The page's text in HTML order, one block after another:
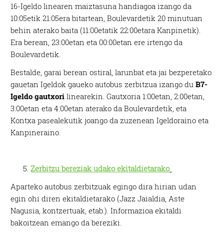
16-Igeldo linearen maiztasuna handiagoa izango da
10:05etik 21:05era bitartean, Boulevardetik 20 minutuan
behin aterako baita (11:00etatik 22:00etara Kanpinetik).
Era berean, 23:00etan eta 00:00etan ere irtengo da
Boulevardetik.
Bestalde, garai berean ostiral, larunbat eta jai bezperetako
gauetan Igeldok gaueko autobus zerbitzua izango duB7-
Igeldo gautxori linearekin. Gautxoria 1:00etan, 2:00etan,
3:00etan eta 4:00etan aterako da Boulevardetik, eta
Kontxa pasealekutik joango da zuzenean Igeldoraino eta
Kanpineraino.
Zerbitzu bereziak udako ekitaldietarako
Aparteko autobus zerbitzuak egingo dira hirian udan
egin ohi diren ekitaldietarako (Jazz Jaialdia, Aste
Nagusia, kontzertuak, etab.). Informazioa ekitaldi
bakoitzean emango da bereziki.